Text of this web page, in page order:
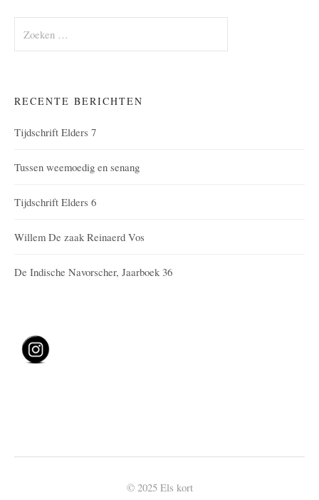
naar:
RECENTE BERICHTEN
Tijdschrift Elders 7
Tussen weemoedig en senang
Tijdschrift Elders 6
Willem De zaak Reinaerd Vos
De Indische Navorscher, Jaarboek 36
© 2025 Els kort